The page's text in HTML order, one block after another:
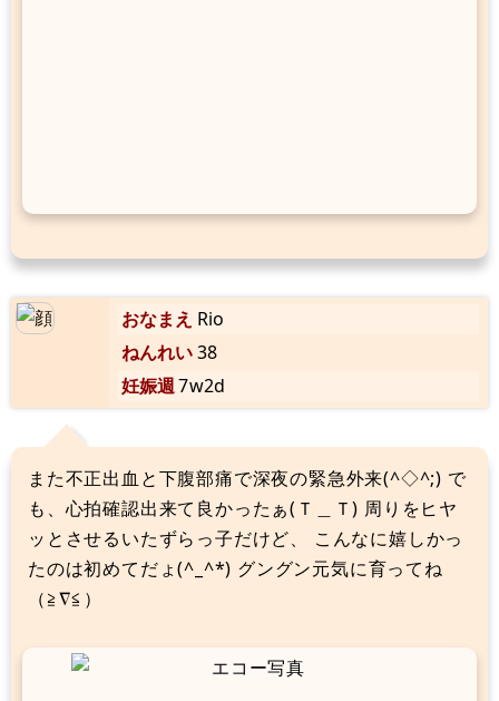
おなまえ Rio
ねんれい38
妊娠週7w2d
また不正出血と下腹部痛で深夜の緊急外来(^◇^;) で
も、心拍確認出来て良かったぁ(Ｔ＿Ｔ) 周りをヒヤ
ッとさせるいたずらっ子だけど、 こんなに嬉しかっ
たのは初めてだょ(^_^*) グングン元気に育ってね
（≧∇≦）